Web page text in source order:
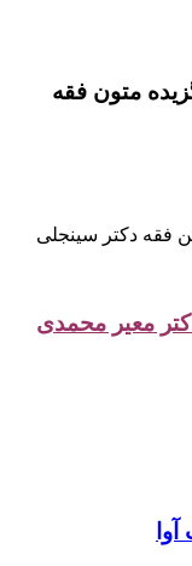
متون فقه
فقه دکتر سینجلی
معیر محمدی